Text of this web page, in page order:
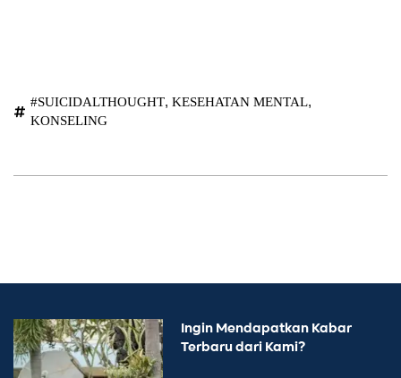
#SUICIDALTHOUGHT, KESEHATAN MENTAL,
KONSELING
Ingin Mendapatkan Kabar
Terbaru dari Kami?